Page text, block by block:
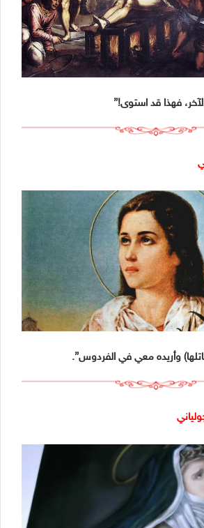
فهذا قد استوى!”
وأريده معي في الفردوس”.